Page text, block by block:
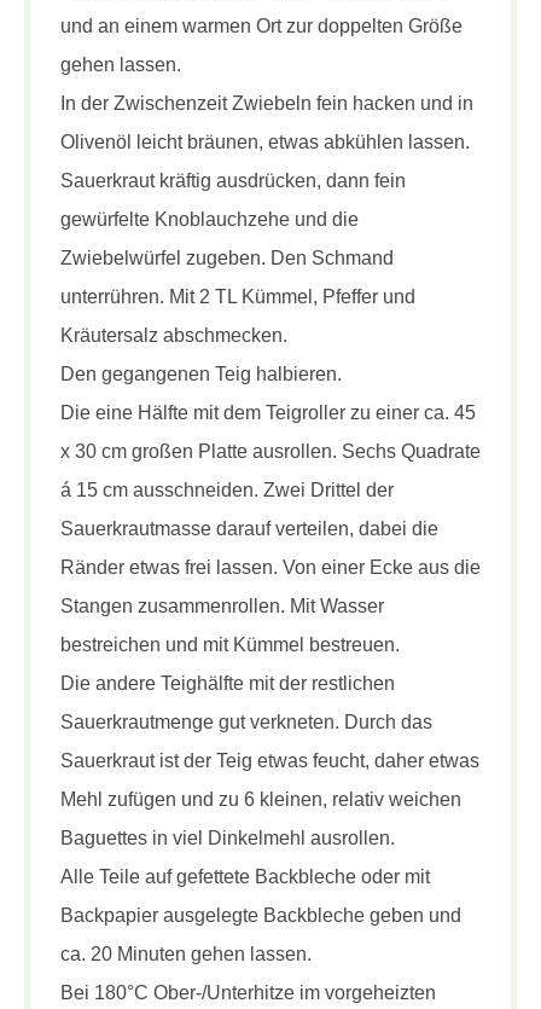
und an einem warmen Ort zur doppelten Größe
gehen lassen.
In der Zwischenzeit Zwiebeln fein hacken und in
Olivenöl leicht bräunen, etwas abkühlen lassen.
Sauerkraut kräftig ausdrücken, dann fein
gewürfelte Knoblauchzehe und die
Zwiebelwürfel zugeben. Den Schmand
unterrühren. Mit 2 TL Kümmel, Pfeffer und
Kräutersalz abschmecken.
Den gegangenen Teig halbieren.
Die eine Hälfte mit dem Teigroller zu einer ca. 45
x 30 cm großen Platte ausrollen. Sechs Quadrate
á 15 cm ausschneiden. Zwei Drittel der
Sauerkrautmasse darauf verteilen, dabei die
Ränder etwas frei lassen. Von einer Ecke aus die
Stangen zusammenrollen. Mit Wasser
bestreichen und mit Kümmel bestreuen.
Die andere Teighälfte mit der restlichen
Sauerkrautmenge gut verkneten. Durch das
Sauerkraut ist der Teig etwas feucht, daher etwas
Mehl zufügen und zu 6 kleinen, relativ weichen
Baguettes in viel Dinkelmehl ausrollen.
Alle Teile auf gefettete Backbleche oder mit
Backpapier ausgelegte Backbleche geben und
ca. 20 Minuten gehen lassen.
Bei 180°C Ober-/Unterhitze im vorgeheizten